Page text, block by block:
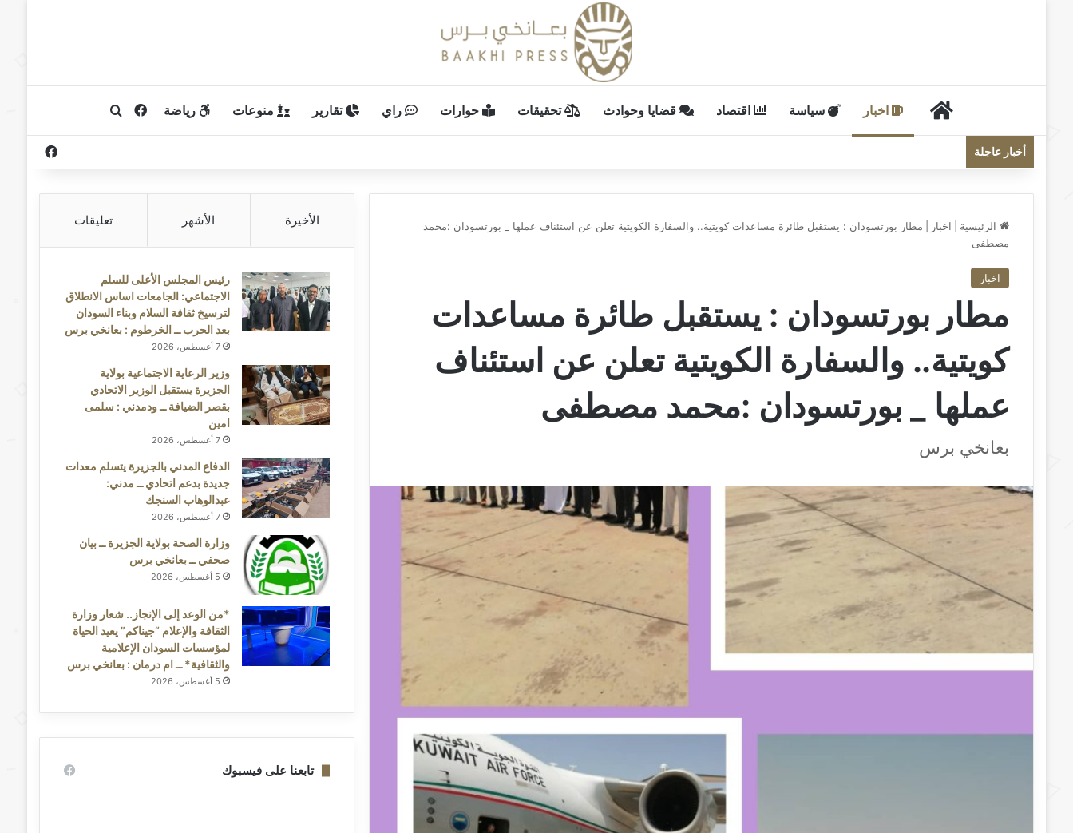
الرئيسيةاخبار سياسة اقتصاد قضايا وحوادث تحقيقات حوارات راي تقارير منوعات رياضة فيسبوكبحث عن
أخبار عاجلة
الرئيسية اخبار
مطار بورتسودان : يستقبل طائرة مساعدات كويتية.. والسفارة الكويتية تعلن عن استئناف عملها _ بورتسودان :محمد
مصطفى
اخبار
مطار بورتسودان : يستقبل طائرة مساعدات
كويتية.. والسفارة الكويتية تعلن عن استئناف
عملها _ بورتسودان :محمد مصطفى
بعانخي برس
الأخيرة الأشهر تعليقات
رئيس المجلس الأعلى للسلم
الاجتماعي: الجامعات اساس الانطلاق
لترسيخ ثقافة السلام وبناء السودان
بعد الحرب ــ الخرطوم : بعانخي برس
7 أغسطس، 2026
وزير الرعاية الاجتماعية بولاية
الجزيرة يستقبل الوزير الاتحادي
بقصر الضيافة ــ ودمدني : سلمى
امين
7 أغسطس، 2026
الدفاع المدني بالجزيرة يتسلم معدات
جديدة بدعم اتحادي ــ مدني:
عبدالوهاب السنجك
7 أغسطس، 2026
وزارة الصحة بولاية الجزيرة ــ بيان
صحفي ــ بعانخي برس
5 أغسطس، 2026
*من الوعد إلى الإنجاز.. شعار وزارة
الثقافة والإعلام “جيناكم” يعيد الحياة
لمؤسسات السودان الإعلامية
والثقافية* ــ ام درمان : بعانخي برس
5 أغسطس، 2026
تابعنا على فيسبوك